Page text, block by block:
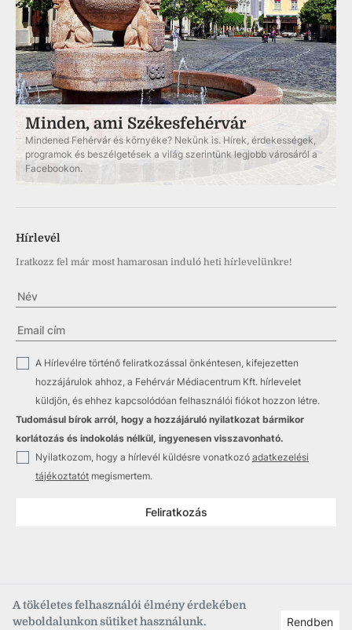
A tökéletes felhasználói élmény érdekében
weboldalunkon sütiket használunk.
Rendben
Minden, ami Székesfehérvár
Mindened Fehérvár és környéke? Nekünk is. Hírek, érdekességek,
programok és beszélgetések a világ szerintünk legjobb városáról a
Facebookon.
Hírlevél
Iratkozz fel már most hamarosan induló heti hírlevelünkre!
A Hírlevélre történő feliratkozással önkéntesen, kifejezetten
hozzájárulok ahhoz, a Fehérvár Médiacentrum Kft. hírlevelet
küldjön, és ehhez kapcsolódóan felhasználói fiókot hozzon létre.
Tudomásul bírok arról, hogy a hozzájáruló nyilatkozat bármikor
korlátozás és indokolás nélkül, ingyenesen visszavonható.
Nyilatkozom, hogy a hírlevél küldésre vonatkozó adatkezelési
tájékoztatót megismertem.
Feliratkozás
Copyright © 2021–2026 Fehérvár Médiacentrum, fmc.hu